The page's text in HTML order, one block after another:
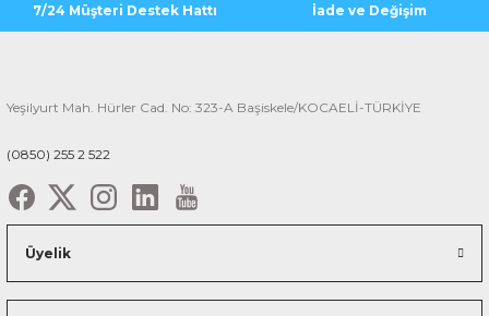
7/24 Müşteri Destek Hattı İade ve Değişim
Yeşilyurt Mah. Hürler Cad. No: 323-A Başiskele/KOCAELİ-TÜRKİYE
(0850) 255 2 522
Üyelik